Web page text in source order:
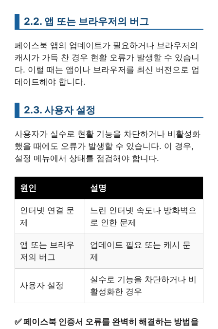
2.2. 앱 또는 브라우저의 버그
페이스북 앱의 업데이트가 필요하거나 브라우저의
캐시가 가득 찬 경우 현활 오류가 발생할 수 있습니
다. 이럴 때는 앱이나 브라우저를 최신 버전으로 업
데이트해야 합니다.
2.3. 사용자 설정
사용자가 실수로 현활 기능을 차단하거나 비활성화
했을 때에도 오류가 발생할 수 있습니다. 이 경우,
설정 메뉴에서 상태를 점검해야 합니다.
원인 설명
인터넷 연결 문
제
느린 인터넷 속도나 방화벽으
로 인한 문제
앱 또는 브라우
저의 버그
업데이트 필요 또는 캐시 문
제
사용자 설정
실수로 기능을 차단하거나 비
활성화한 경우
✅페이스북 인증서 오류를 완벽히 해결하는 방법을